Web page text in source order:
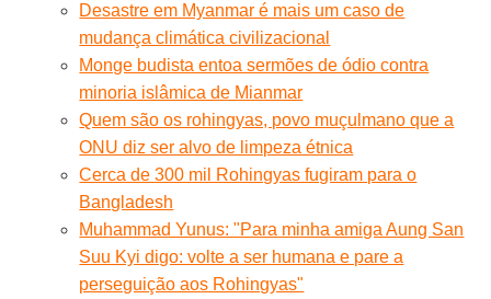
Desastre em Myanmar é mais um caso de
mudança climática civilizacional
Monge budista entoa sermões de ódio contra
minoria islâmica de Mianmar
Quem são os rohingyas, povo muçulmano que a
ONU diz ser alvo de limpeza étnica
Cerca de 300 mil Rohingyas fugiram para o
Bangladesh
Muhammad Yunus: "Para minha amiga Aung San
Suu Kyi digo: volte a ser humana e pare a
perseguição aos Rohingyas"